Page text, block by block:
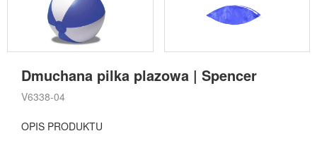
Dmuchana pilka plazowa | Spencer
V6338-04
OPIS PRODUKTU